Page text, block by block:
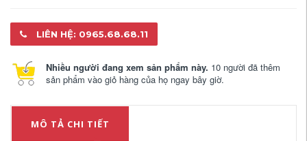
LIÊN HỆ: 0965.68.68.11
Nhiều người đang xem sản phẩm này. 10 người đã thêm
sản phẩm vào giỏ hàng của họ ngay bây giờ.
MÔ TẢ CHI TIẾT